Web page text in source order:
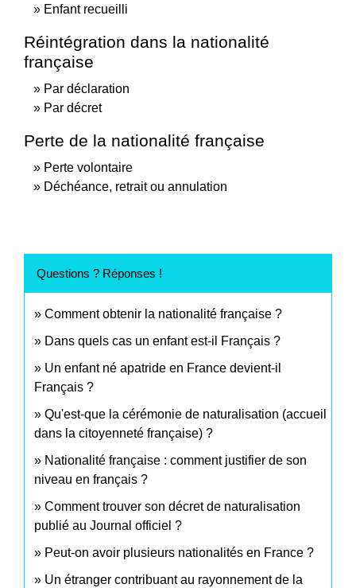
Enfant recueilli
Réintégration dans la nationalité
française
Par déclaration
Par décret
Perte de la nationalité française
Perte volontaire
Déchéance, retrait ou annulation
Questions ? Réponses !
Comment obtenir la nationalité française ?
Dans quels cas un enfant est-il Français ?
Un enfant né apatride en France devient-il
Français ?
Qu'est-que la cérémonie de naturalisation (accueil
dans la citoyenneté française) ?
Nationalité française : comment justifier de son
niveau en français ?
Comment trouver son décret de naturalisation
publié au Journal officiel ?
Peut-on avoir plusieurs nationalités en France ?
Un étranger contribuant au rayonnement de la